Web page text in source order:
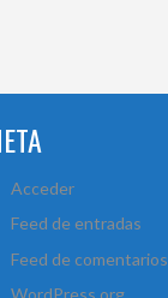
Acceder
Feed de entradas
Feed de comentarios